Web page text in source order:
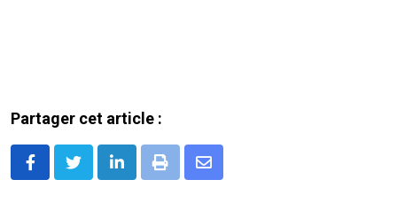
Partager cet article :
LinkedInPrint
Share